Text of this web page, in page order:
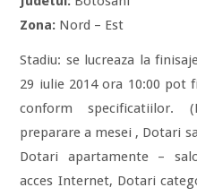
Zona: Nord – Est
Stadiu: se lucreaza la
29 iulie 2014 ora 10:00
conform specificatiilor.
preparare a mesei , Dotari
Dotari apartamente –
acces Internet, Dotari